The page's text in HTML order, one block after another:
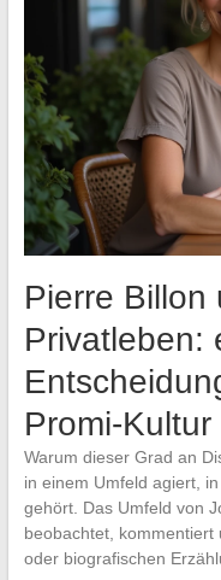
Pierre Billon
Privatleben:
Promi-Kultur
Warum dieser Grad an
in einem Umfeld agiert,
gehört. Das Umfeld von
beobachtet, kommentiert
oder biografischen